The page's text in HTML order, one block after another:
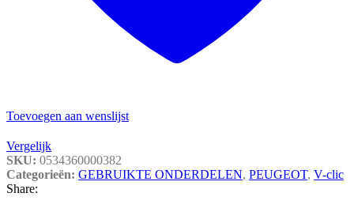
Toevoegen aan wenslijst
Vergelijk
SKU: 0534360000382
Categorieën: GEBRUIKTE ONDERDELEN, PEUGEOT, V-clic
Share: